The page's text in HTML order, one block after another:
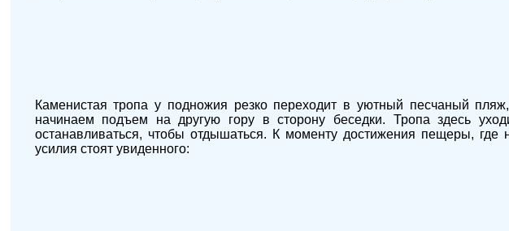
Каменистая тропа у подножия резко переходит в уютный песчаный
начинаем подъем на другую гору в сторону беседки. Тропа здесь
останавливаться, чтобы отдышаться. К моменту достижения пещеры,
усилия стоят увиденного: